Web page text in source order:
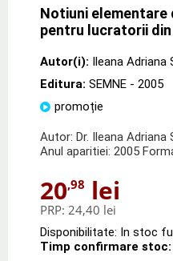
Notiuni elementare
pentru lucratorii
Autor(i): Ileana Adriana
Editura: SEMNE - 2005
promoție
Autor: Dr. Ileana Adriana
Anul aparitiei: 2005
20,98 lei
PRP: 24,40 lei
Disponibilitate: In stoc
Timp confirmare